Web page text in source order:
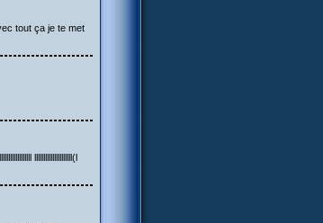
tout ça je te met
lllllllllllllllllllll(l